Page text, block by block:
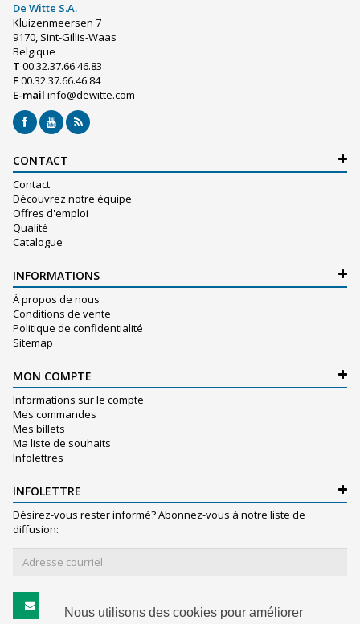
Nous utilisons des cookies pour améliorer
De Witte S.A.
Kluizenmeersen 7
9170, Sint-Gillis-Waas
Belgique
T 00.32.37.66.46.83
F00.32.37.66.46.84
E-mail info@dewitte.com
CONTACT
Contact
Découvrez notre équipe
Offres d'emploi
Qualité
Catalogue
INFORMATIONS
À propos de nous
Conditions de vente
Politique de confidentialité
Sitemap
MON COMPTE
Informations sur le compte
Mes commandes
Mes billets
Ma liste de souhaits
Infolettres
INFOLETTRE
Désirez-vous rester informé? Abonnez-vous à notre liste de
diffusion:
S'abonner